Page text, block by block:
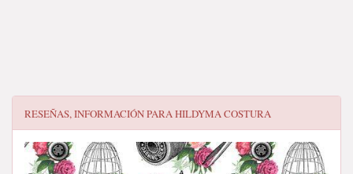
RESEÑAS, INFORMACIÓN PARAHILDYMA COSTURA